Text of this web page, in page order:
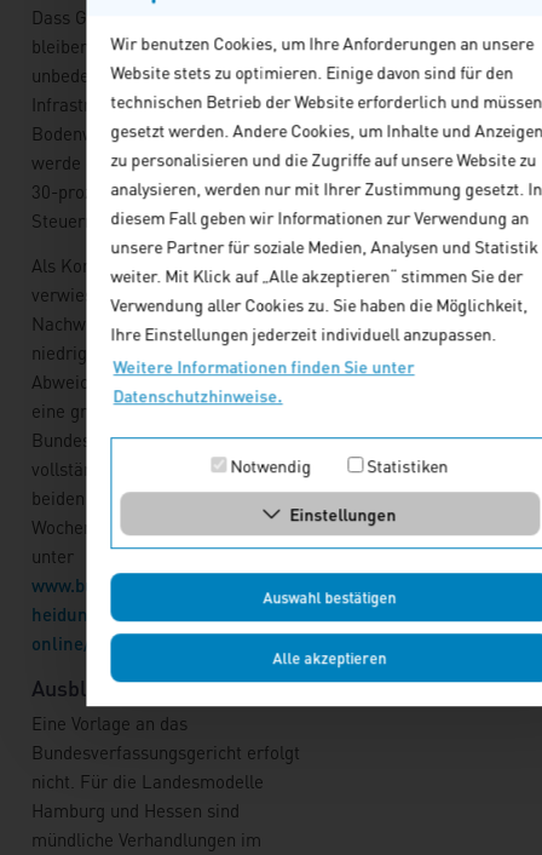
Wir benutzen Cookies, um Ihre Anforderungen an unsere
Website stets zu optimieren. Einige davon sind für den
technischen Betrieb der Website erforderlich und müssen
gesetzt werden. Andere Cookies, um Inhalte und Anzeigen
zu personalisieren und die Zugriffe auf unsere Website zu
analysieren, werden nur mit Ihrer Zustimmung gesetzt. In
diesem Fall geben wir Informationen zur Verwendung an
unsere Partner für soziale Medien, Analysen und Statistik
weiter. Mit Klick auf „Alle akzeptieren“ stimmen Sie der
Verwendung aller Cookies zu. Sie haben die Möglichkeit,
Ihre Einstellungen jederzeit individuell anzupassen.
Weitere Informationen finden Sie unter
Datenschutzhinweise.
Notwendig Statistiken
Einstellungen
Auswahl bestätigen
Alle akzeptieren
Dass Gebäude unberücksichtigt
bleiben, sei verfassungsrechtlich
unbedenklich, da sich kommunale
Infrastrukturleistungen primär im
Bodenwert niederschlagen. Zudem
werde die Wohnnutzung durch eine
30-prozentige Ermäßigung der
Steuermesszahl berücksichtigt.
Als Korrektiv für atypische Fälle
verwies der BFH auf die
Nachweismöglichkeit eines
niedrigeren Grundsteuerwerts bei
Abweichungen über 30 Prozent –
eine großzügigere Regelung als im
Bundesmodell (40 Prozent). Die
vollständig abgefassten Urteile in
beiden Verfahren werden in einigen
Wochen auf der Homepage des BFH
unter
www.bundesfinanzhof.de/de/entsc
heidungen/entscheidungen-
online/
veröffentlicht.
Ausblick
Eine Vorlage an das
Bundesverfassungsgericht erfolgt
nicht. Für die Landesmodelle
Hamburg und Hessen sind
mündliche Verhandlungen im